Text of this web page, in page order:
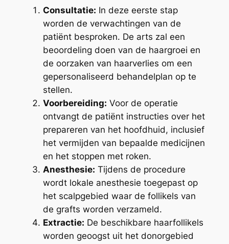
Consultatie: In deze eerste stap
worden de verwachtingen van de
patiënt besproken. De arts zal een
beoordeling doen van de haargroei en
de oorzaken van haarverlies om een
gepersonaliseerd behandelplan op te
stellen.
Voorbereiding: Voor de operatie
ontvangt de patiënt instructies over het
prepareren van het hoofdhuid, inclusief
het vermijden van bepaalde medicijnen
en het stoppen met roken.
Anesthesie: Tijdens de procedure
wordt lokale anesthesie toegepast op
het scalpgebied waar de follikels van
de grafts worden verzameld.
Extractie: De beschikbare haarfollikels
worden geoogst uit het donorgebied